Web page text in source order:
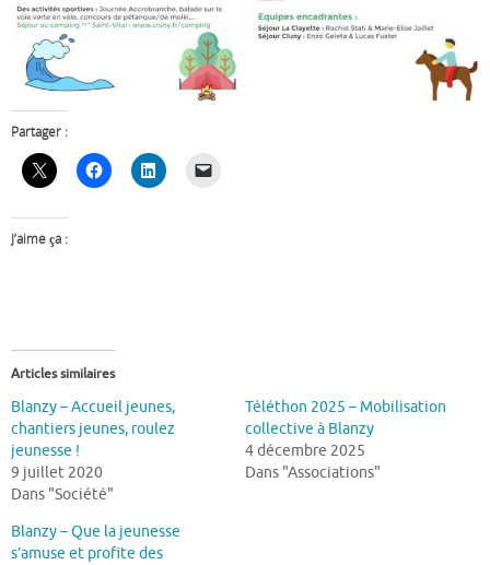
Partager :
J’aime ça :
Articles similaires
Blanzy – Accueil jeunes,
chantiers jeunes, roulez
jeunesse !
9 juillet 2020
Dans "Société"
Téléthon 2025 – Mobilisation
collective à Blanzy
4 décembre 2025
Dans "Associations"
Blanzy – Que la jeunesse
s’amuse et profite des